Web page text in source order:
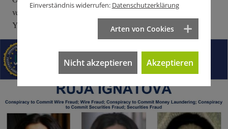
verbüßt er deshalb eine 20-jährige Haftstrafe in einem New
Yorker Gefängnis.
Einverständnis widerrufen: Datenschutzerklärung
Arten von Cookies
Nicht akzeptieren Akzeptieren